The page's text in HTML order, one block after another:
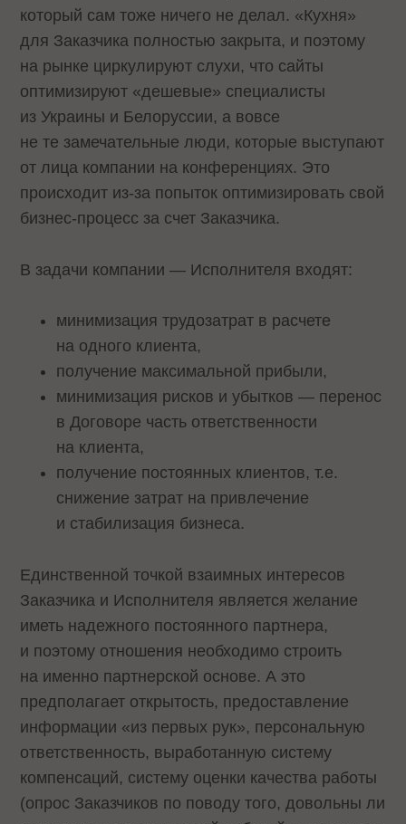
который сам тоже ничего не делал. «Кухня»
для Заказчика полностью закрыта, и поэтому
на рынке циркулируют слухи, что сайты
оптимизируют «дешевые» специалисты
из Украины и Белоруссии, а вовсе
не те замечательные люди, которые выступают
от лица компании на конференциях. Это
происходит из-за попыток оптимизировать свой
бизнес-процесс за счет Заказчика.
В задачи компании — Исполнителя входят:
минимизация трудозатрат в расчете
на одного клиента,
получение максимальной прибыли,
минимизация рисков и убытков — перенос
в Договоре часть ответственности
на клиента,
получение постоянных клиентов, т.е.
снижение затрат на привлечение
и стабилизация бизнеса.
Единственной точкой взаимных интересов
Заказчика и Исполнителя является желание
иметь надежного постоянного партнера,
и поэтому отношения необходимо строить
на именно партнерской основе. А это
предполагает открытость, предоставление
информации «из первых рук», персональную
ответственность, выработанную систему
компенсаций, систему оценки качества работы
(опрос Заказчиков по поводу того, довольны ли